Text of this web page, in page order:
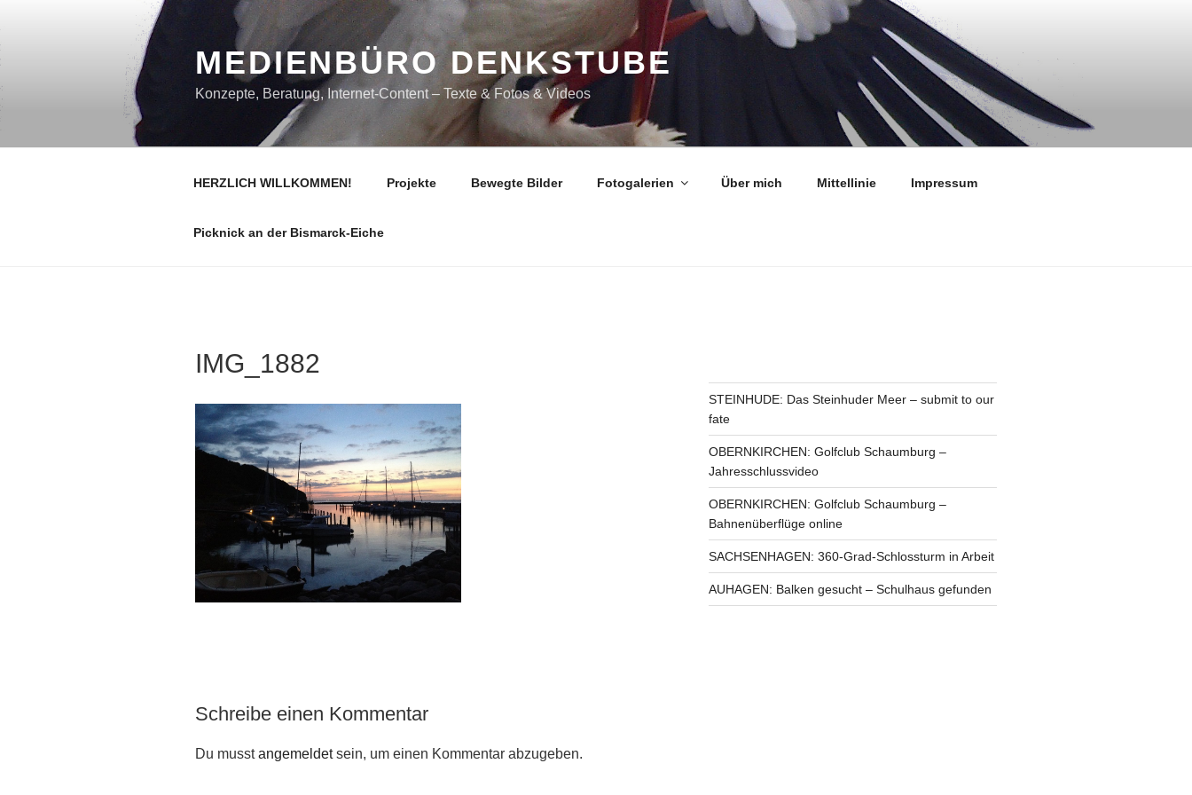
Inhalt
springen
MEDIENBÜRO DENKSTUBE
Konzepte, Beratung, Internet-Content – Texte & Fotos & Videos
HERZLICH WILLKOMMEN! Projekte Bewegte Bilder Fotogalerien Über mich Mittellinie Impressum
Picknick an der Bismarck-Eiche
IMG_1882
Schreibe einen Kommentar
Du musstangemeldetsein, um einen Kommentar abzugeben.
STEINHUDE: Das Steinhuder Meer – submit to our
fate
OBERNKIRCHEN: Golfclub Schaumburg –
Jahresschlussvideo
OBERNKIRCHEN: Golfclub Schaumburg –
Bahnenüberflüge online
SACHSENHAGEN: 360-Grad-Schlossturm in Arbeit
AUHAGEN: Balken gesucht – Schulhaus gefunden